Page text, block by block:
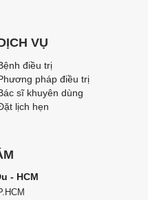
- HCM
VỤ
điều trị
pháp điều trị
sĩ khuyên dùng
lịch hẹn